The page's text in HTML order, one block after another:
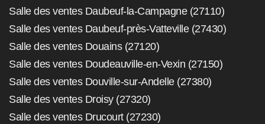
Salle des ventes Daubeuf-la-Campagne (27110)
Salle des ventes Daubeuf-près-Vatteville (27430)
Salle des ventes Douains (27120)
Salle des ventes Doudeauville-en-Vexin (27150)
Salle des ventes Douville-sur-Andelle (27380)
Salle des ventes Droisy (27320)
Salle des ventes Drucourt (27230)